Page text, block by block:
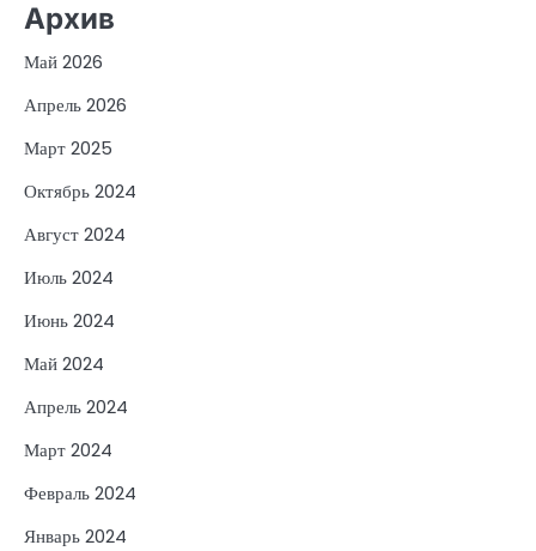
Архив
Май 2026
Апрель 2026
Март 2025
Октябрь 2024
Август 2024
Июль 2024
Июнь 2024
Май 2024
Апрель 2024
Март 2024
Февраль 2024
Январь 2024